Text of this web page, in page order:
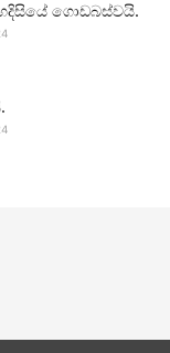
ගොඩබස්වයි.